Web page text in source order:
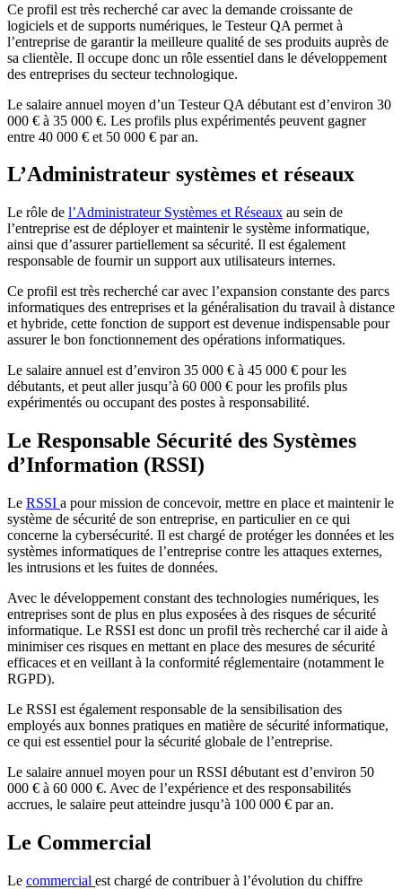
Ce profil est très recherché car avec la demande croissante de
logiciels et de supports numériques, le Testeur QA permet à
l’entreprise de garantir la meilleure qualité de ses produits auprès de
sa clientèle. Il occupe donc un rôle essentiel dans le développement
des entreprises du secteur technologique.
Le salaire annuel moyen d’un Testeur QA débutant est d’environ 30
000 € à 35 000 €. Les profils plus expérimentés peuvent gagner
entre 40 000 € et 50 000 € par an.
L’Administrateur systèmes et réseaux
Le rôle de l’Administrateur Systèmes et Réseaux au sein de
l’entreprise est de déployer et maintenir le système informatique,
ainsi que d’assurer partiellement sa sécurité. Il est également
responsable de fournir un support aux utilisateurs internes.
Ce profil est très recherché car avec l’expansion constante des parcs
informatiques des entreprises et la généralisation du travail à distance
et hybride, cette fonction de support est devenue indispensable pour
assurer le bon fonctionnement des opérations informatiques.
Le salaire annuel est d’environ 35 000 € à 45 000 € pour les
débutants, et peut aller jusqu’à 60 000 € pour les profils plus
expérimentés ou occupant des postes à responsabilité.
Le Responsable Sécurité des Systèmes
d’Information (RSSI)
Le RSSI a pour mission de concevoir, mettre en place et maintenir le
système de sécurité de son entreprise, en particulier en ce qui
concerne la cybersécurité. Il est chargé de protéger les données et les
systèmes informatiques de l’entreprise contre les attaques externes,
les intrusions et les fuites de données.
Avec le développement constant des technologies numériques, les
entreprises sont de plus en plus exposées à des risques de sécurité
informatique. Le RSSI est donc un profil très recherché car il aide à
minimiser ces risques en mettant en place des mesures de sécurité
efficaces et en veillant à la conformité réglementaire (notamment le
RGPD).
Le RSSI est également responsable de la sensibilisation des
employés aux bonnes pratiques en matière de sécurité informatique,
ce qui est essentiel pour la sécurité globale de l’entreprise.
Le salaire annuel moyen pour un RSSI débutant est d’environ 50
000 € à 60 000 €. Avec de l’expérience et des responsabilités
accrues, le salaire peut atteindre jusqu’à 100 000 € par an.
Le Commercial
Le commercial est chargé de contribuer à l’évolution du chiffre